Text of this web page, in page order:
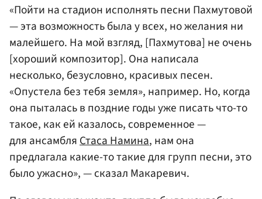
«Пойти на стадион исполнять песни Пахмутовой
— эта возможность была у всех, но желания ни
малейшего. На мой взгляд, [Пахмутова] не очень
[хороший композитор]. Она написала
несколько, безусловно, красивых песен.
«Опустела без тебя земля», например. Но, когда
она пыталась в поздние годы уже писать что-то
такое, как ей казалось, современное —
для ансамбляСтаса Намина, нам она
предлагала какие-то такие для групп песни, это
было ужасно», — сказал Макаревич.